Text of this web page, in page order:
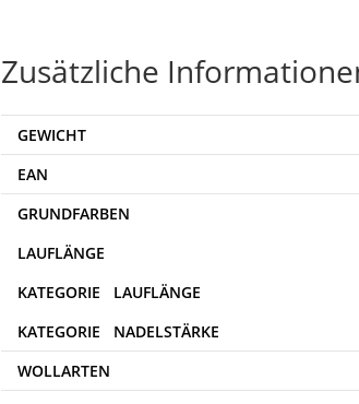
Zusätzliche
GEWICHT
EAN
WOLLARTEN